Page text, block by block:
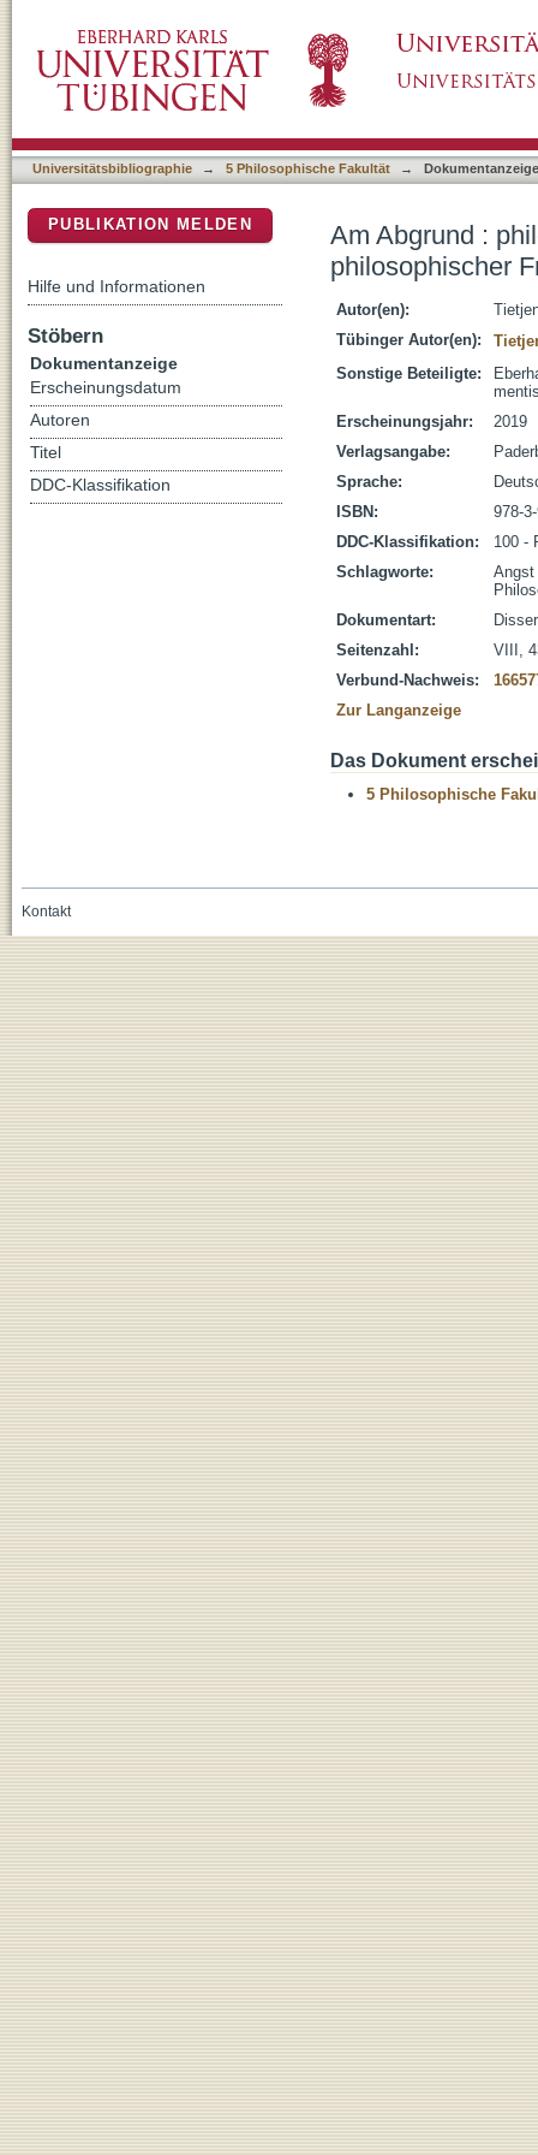
Universitätsbibliographie → 5 Philosophische Fakultät → Dokumentanzeige
Am Abgrund :
philosophischer
Autor(en):
Tübinger Autor(en):
Sonstige Beteiligte:
Erscheinungsjahr:
2019
Verlagsangabe:
Sprache:
ISBN:
978-
DDC-Klassifikation:
100 -
Schlagworte:
Angst
Dokumentart:
Seitenzahl:
VIII,
Verbund-Nachweis:
Zur Langanzeige
Das Dokument
5 Philosophische
PUBLIKATION MELDEN
Hilfe und Informationen
Stöbern
Dokumentanzeige
Erscheinungsdatum
Autoren
Titel
DDC-Klassifikation
Kontakt